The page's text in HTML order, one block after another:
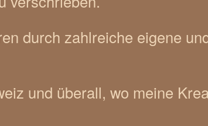
durch zahlreiche eigene
und überall, wo meine